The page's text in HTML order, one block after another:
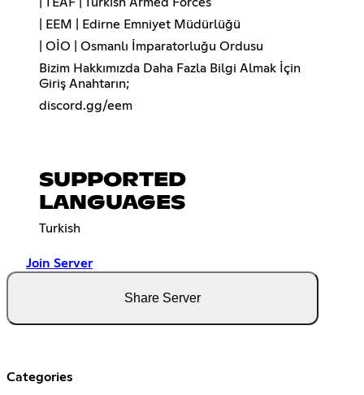
| EEM | Edirne Emniyet Müdürlüğü
| OİO | Osmanlı İmparatorluğu Ordusu
Bizim Hakkımızda Daha Fazla Bilgi Almak İçin
Giriş Anahtarın;
discord.gg/eem
SUPPORTED
LANGUAGES
Turkish
Join Server
Share Server
Categories